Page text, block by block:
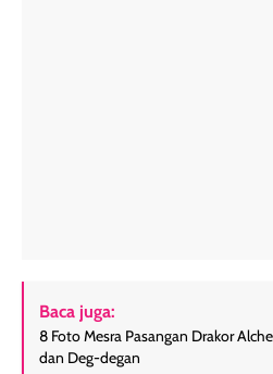
Baca juga:
8 Foto Mesra Pasangan Drakor
dan Deg-degan